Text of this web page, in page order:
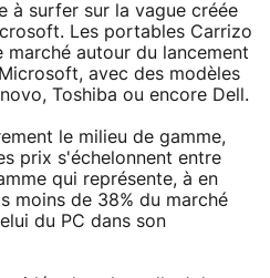
à surfer sur la vague créée
Les portables Carrizo
autour du lancement
avec des modèles
Toshiba ou encore Dell.
le milieu de gamme,
prix s'échelonnent entre
qui représente, à en
moins de 38% du marché
du PC dans son